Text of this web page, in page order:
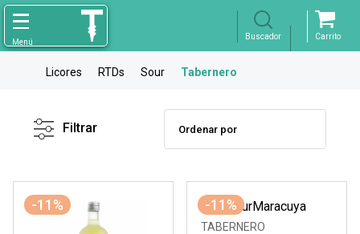
Licores RTDs Sour Tabernero
Filtro X
Filtrar
-11% -11%
TABERNERO